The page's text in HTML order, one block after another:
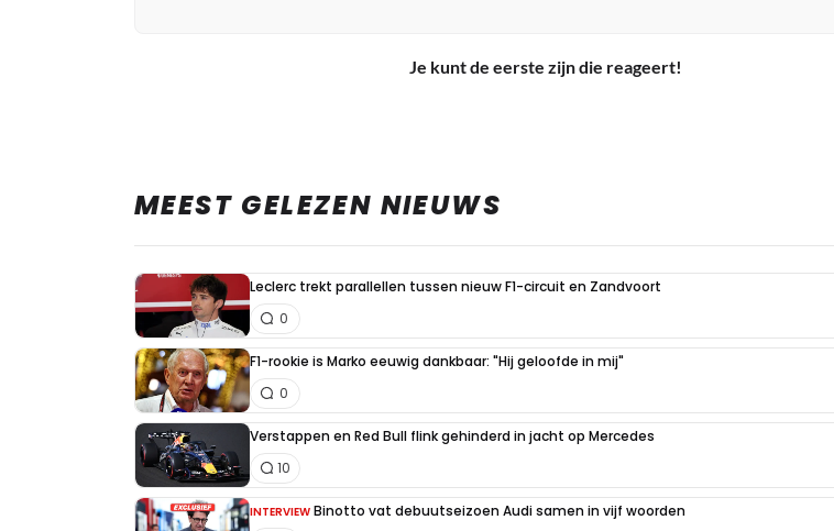
Je kunt de eerste zijn die reageert!
MEEST GELEZEN NIEUWS
Leclerc trekt parallellen tussen nieuw F1-circuit en Zandvoort
0
F1-rookie is Marko eeuwig dankbaar: "Hij geloofde in mij"
0
Verstappen en Red Bull flink gehinderd in jacht op Mercedes
10
INTERVIEW Binotto vat debuutseizoen Audi samen in vijf woorden